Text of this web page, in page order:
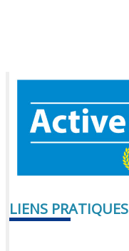
LIENS PRATIQUES